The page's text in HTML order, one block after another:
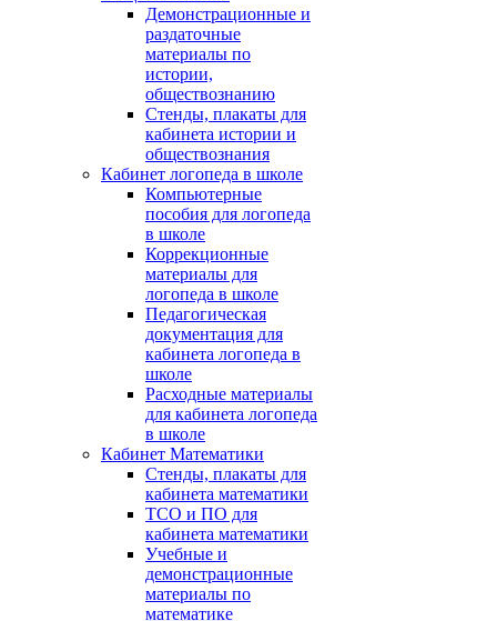
Демонстрационные и
раздаточные
материалы по
истории,
обществознанию
Стенды, плакаты для
кабинета истории и
обществознания
Кабинет логопеда в школе
Компьютерные
пособия для логопеда
в школе
Коррекционные
материалы для
логопеда в школе
Педагогическая
документация для
кабинета логопеда в
школе
Расходные материалы
для кабинета логопеда
в школе
Кабинет Математики
Стенды, плакаты для
кабинета математики
ТСО и ПО для
кабинета математики
Учебные и
демонстрационные
материалы по
математике